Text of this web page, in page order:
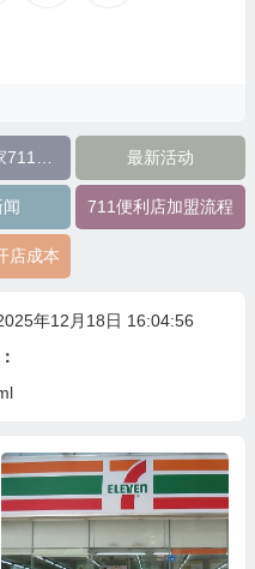
最新活动
711便利店加盟流程
店成本
年12月18日 16:04:56